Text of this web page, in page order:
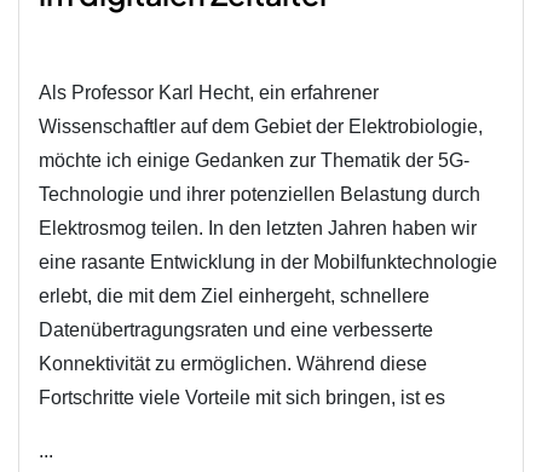
Als Professor Karl Hecht, ein erfahrener
Wissenschaftler auf dem Gebiet der Elektrobiologie,
möchte ich einige Gedanken zur Thematik der 5G-
Technologie und ihrer potenziellen Belastung durch
Elektrosmog teilen. In den letzten Jahren haben wir
eine rasante Entwicklung in der Mobilfunktechnologie
erlebt, die mit dem Ziel einhergeht, schnellere
Datenübertragungsraten und eine verbesserte
Konnektivität zu ermöglichen. Während diese
Fortschritte viele Vorteile mit sich bringen, ist es
...